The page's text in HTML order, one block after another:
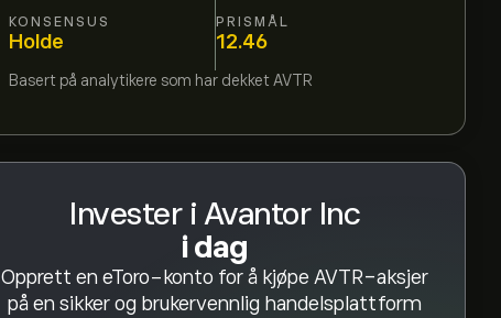
KONSENSUS
Holde
PRISMÅL
12.46
Basert på analytikere som har dekket AVTR
Invester i Avantor Inc
i dag
Opprett en eToro-konto for å kjøpe AVTR-aksjer
på en sikker og brukervennlig handelsplattform